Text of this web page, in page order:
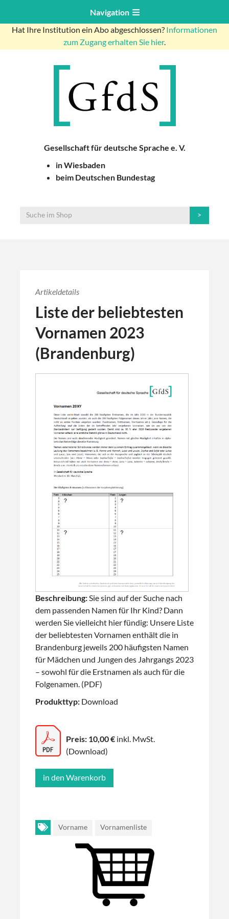
Navigation
Hat Ihre Institution ein Abo abgeschlossen? Informationen
zum Zugang erhalten Sie hier.
Gesellschaft für deutsche Sprache e. V.
in Wiesbaden
beim Deutschen Bundestag
Artikeldetails
Liste der beliebtesten
Vornamen 2023
(Brandenburg)
Beschreibung:Sie sind auf der Suche nach
dem passenden Namen für Ihr Kind? Dann
werden Sie vielleicht hier fündig: Unsere Liste
der beliebtesten Vornamen enthält die in
Brandenburg jeweils 200 häufigsten Namen
für Mädchen und Jungen des Jahrgangs 2023
– sowohl für die Erstnamen als auch für die
Folgenamen. (PDF)
Produkttyp: Download
Preis: 10,00 € inkl. MwSt.
(Download)
Vorname Vornamenliste